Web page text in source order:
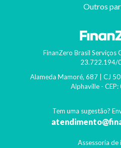
Outros
FinanZero Brasil Serviços
23.722.194/
Alameda Mamoré, 687 | CJ
Alphaville- CEP:
Tem uma sugestão?
Assessoria de